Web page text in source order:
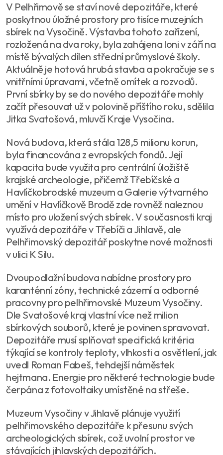
V Pelhřimově se staví nové depozitáře, které
poskytnou úložné prostory pro tisíce muzejních
sbírek na Vysočině. Výstavba tohoto zařízení,
rozložená na dva roky, byla zahájena loni v září na
místě bývalých dílen střední průmyslové školy.
Aktuálně je hotová hrubá stavba a pokračuje se s
vnitřními úpravami, včetně omítek a rozvodů.
První sbírky by se do nového depozitáře mohly
začít přesouvat už v polovině příštího roku, sdělila
Jitka Svatošová, mluvčí Kraje Vysočina.
Nová budova, která stála 128,5 milionu korun,
byla financována z evropských fondů. Její
kapacita bude využita pro centrální úložiště
krajské archeologie, přičemž Třebíčské a
Havlíčkobrodské muzeum a Galerie výtvarného
umění v Havlíčkově Brodě zde rovněž naleznou
místo pro uložení svých sbírek. V současnosti kraj
využívá depozitáře v Třebíči a Jihlavě, ale
Pelhřimovský depozitář poskytne nové možnosti
v ulici K Silu.
Dvoupodlažní budova nabídne prostory pro
karanténní zóny, technické zázemí a odborné
pracovny pro pelhřimovské Muzeum Vysočiny.
Dle Svatošové kraj vlastní více než milion
sbírkových souborů, které je povinen spravovat.
Depozitáře musí splňovat specifická kritéria
týkající se kontroly teploty, vlhkosti a osvětlení, jak
uvedl Roman Fabeš, tehdejší náměstek
hejtmana. Energie pro některé technologie bude
čerpána z fotovoltaiky umístěné na střeše.
Muzeum Vysočiny v Jihlavě plánuje využití
pelhřimovského depozitáře k přesunu svých
archeologických sbírek, což uvolní prostor ve
stávajících jihlavských depozitářích.